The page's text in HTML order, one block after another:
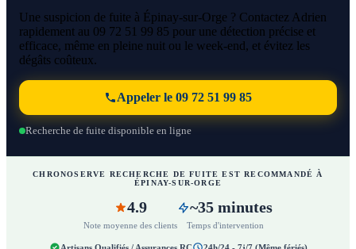
Une suspicion de fuite à Épinay-sur-Orge ? Contactez Adrien
rapidement au 09 72 51 99 85 pour une détection précise et
efficace, même en pleine nuit ou le week-end, et évitez les
dégâts coûteux.
Appeler le 09 72 51 99 85
Recherche de fuite disponible en ligne
CHRONOSERVE RECHERCHE DE FUITE EST RECOMMANDÉ À
ÉPINAY-SUR-ORGE
4.9
Note moyenne des clients
~35 minutes
Temps d'intervention